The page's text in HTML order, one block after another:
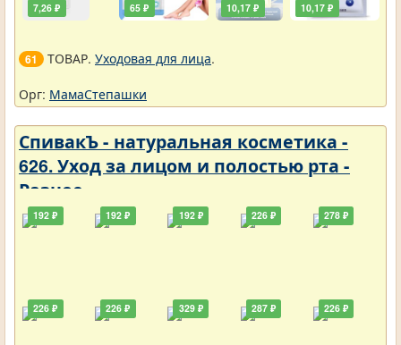
7,26 ₽ 65 ₽ 10,17 ₽ 10,17 ₽
61 ТОВАР. Уходовая для лица.
Орг: МамаСтепашки
СпивакЪ - натуральная косметика -
626. Уход за лицом и полостью рта -
Разное
192 ₽
226 ₽
192 ₽
226 ₽
192 ₽
329 ₽
226 ₽
287 ₽
278 ₽
226 ₽